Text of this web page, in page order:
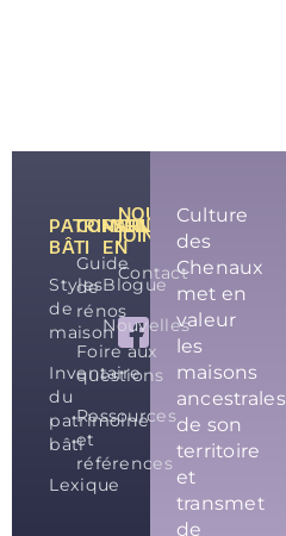
PATRIMOINE
BÂTI
Styles
de
maison
Inventaire
du
patrimoine
bâti
Lexique
CONSEILS
Guide
de
rénos
Foire aux
questions
Ressources
et
références
PARLONS-
EN
Blogue
Nouvelles
NOUS
JOINDRE
Contact
Culture
des
Chenaux
met en
valeur
les
maisons
ancestrales
de son
territoire
et
transmet
de